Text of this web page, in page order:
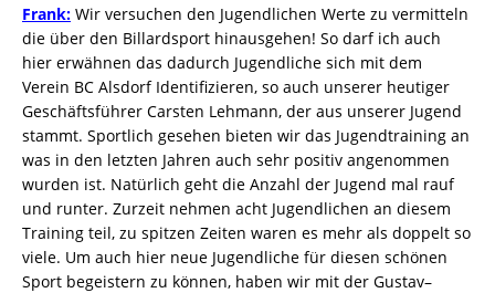
Frank: Wir versuchen den Jugendlichen Werte zu vermitteln
die über den Billardsport hinausgehen! So darf ich auch
hier erwähnen das dadurch Jugendliche sich mit dem
Verein BC Alsdorf Identifizieren, so auch unserer heutiger
Geschäftsführer Carsten Lehmann, der aus unserer Jugend
stammt. Sportlich gesehen bieten wir das Jugendtraining an
was in den letzten Jahren auch sehr positiv angenommen
wurden ist. Natürlich geht die Anzahl der Jugend mal rauf
und runter. Zurzeit nehmen acht Jugendlichen an diesem
Training teil, zu spitzen Zeiten waren es mehr als doppelt so
viele. Um auch hier neue Jugendliche für diesen schönen
Sport begeistern zu können, haben wir mit der Gustav–